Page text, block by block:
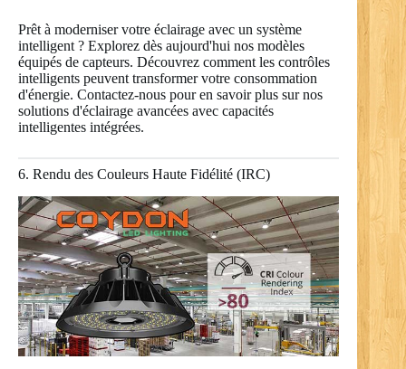
Prêt à moderniser votre éclairage avec un système
intelligent ? Explorez dès aujourd'hui nos modèles
équipés de capteurs. Découvrez comment les contrôles
intelligents peuvent transformer votre consommation
d'énergie. Contactez-nous pour en savoir plus sur nos
solutions d'éclairage avancées avec capacités
intelligentes intégrées.
6. Rendu des Couleurs Haute Fidélité (IRC)